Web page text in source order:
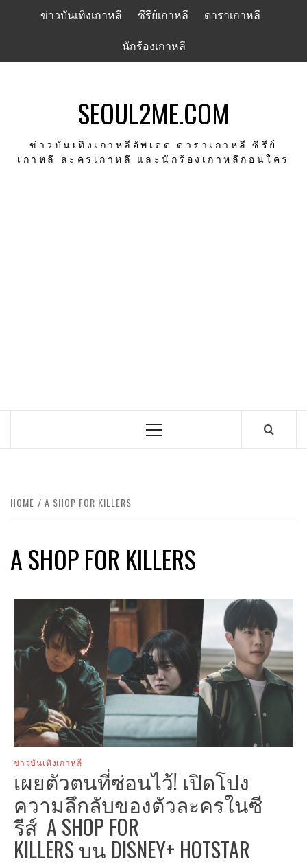
ข่าวบันเทิงเกาหลี ซีรีย์เกาหลี ดาราเกาหลี
นักร้องเกาหลี
SEOUL2ME.COM
ข่าวบันเทิงเกาหลีอัพเดต ดาราเกาหลี ซีรีย์
เกาหลี ละครเกาหลี และนักร้องเกาหลีก่อนใคร
Primary
HOME A SHOP FOR KILLERS
A SHOP FOR KILLERS
ข่าวบันเทิงเกาหลี
เผยตัวตนที่ซ่อนไว้! เปิดโปง
ความลึกลับของตัวละครในซี
รีส์ A SHOP FOR
KILLERS บน DISNEY+ HOTSTAR